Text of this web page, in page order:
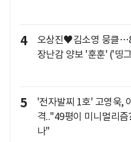
4
오상진♥김소영 뭉클
장난감 양보 '훈훈' ('띵
5
'전자발찌 1호' 고영욱,
격.."49평이 미니멀리즘
나"